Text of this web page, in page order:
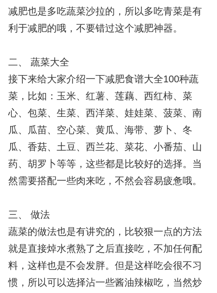
减肥也是多吃蔬菜沙拉的，所以多吃青菜是有
利于减肥的哦，不要错过这个减肥神器。
二、 蔬菜大全
接下来给大家介绍一下减肥食谱大全100种蔬
菜，比如：玉米、红薯、莲藕、西红柿、菜
心、包菜、生菜、西洋菜、娃娃菜、菠菜、南
瓜、瓜苗、空心菜、黄瓜、海带、萝卜、冬
瓜、香菇、土豆、西兰花、菜花、小番茄、山
药、胡罗卜等等，这些都是比较好的选择。当
然需要搭配一些肉来吃，不然会容易疲惫哦。
三、 做法
蔬菜的做法也是有讲究的，比较狠一点的方法
就是直接焯水煮熟了之后直接吃，不加任何配
料，这样也是不会发胖。但是这样吃会很不习
惯，所以可以选择沾一些酱油辣椒吃，当然炒